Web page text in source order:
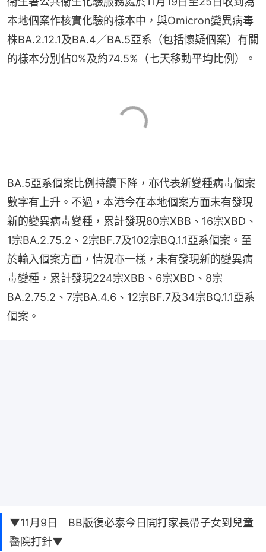
本地個案作核實化驗的樣本中，與Omicron變異病毒
株BA.2.12.1及BA.4／BA.5亞系（包括懷疑個案）有關
的樣本分別佔0%及約74.5%（七天移動平均比例）。
BA.5亞系個案比例持續下降，亦代表新變種病毒個案
數字有上升。不過，本港今在本地個案方面未有發現
新的變異病毒變種，累計發現80宗XBB、16宗XBD、
1宗BA.2.75.2、2宗BF.7及102宗BQ.1.1亞系個案。至
於輸入個案方面，情況亦一樣，未有發現新的變異病
毒變種，累計發現224宗XBB、6宗XBD、8宗
BA.2.75.2、7宗BA.4.6、12宗BF.7及34宗BQ.1.1亞系
個案。
▼11月9日 BB版復必泰今日開打家長帶子女到兒童
醫院打針▼